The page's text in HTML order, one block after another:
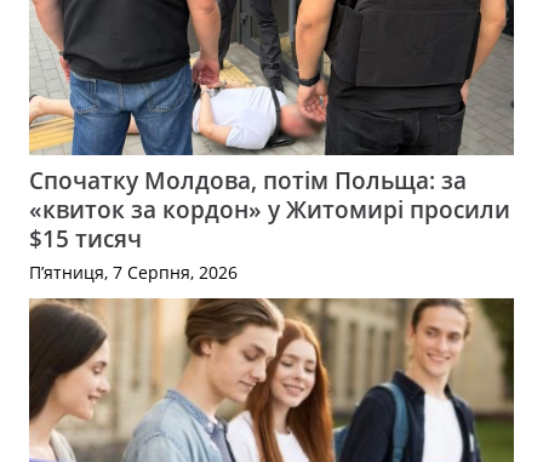
Спочатку Молдова, потім Польща: за
«квиток за кордон» у Житомирі просили
$15 тисяч
П’ятниця, 7 Серпня, 2026